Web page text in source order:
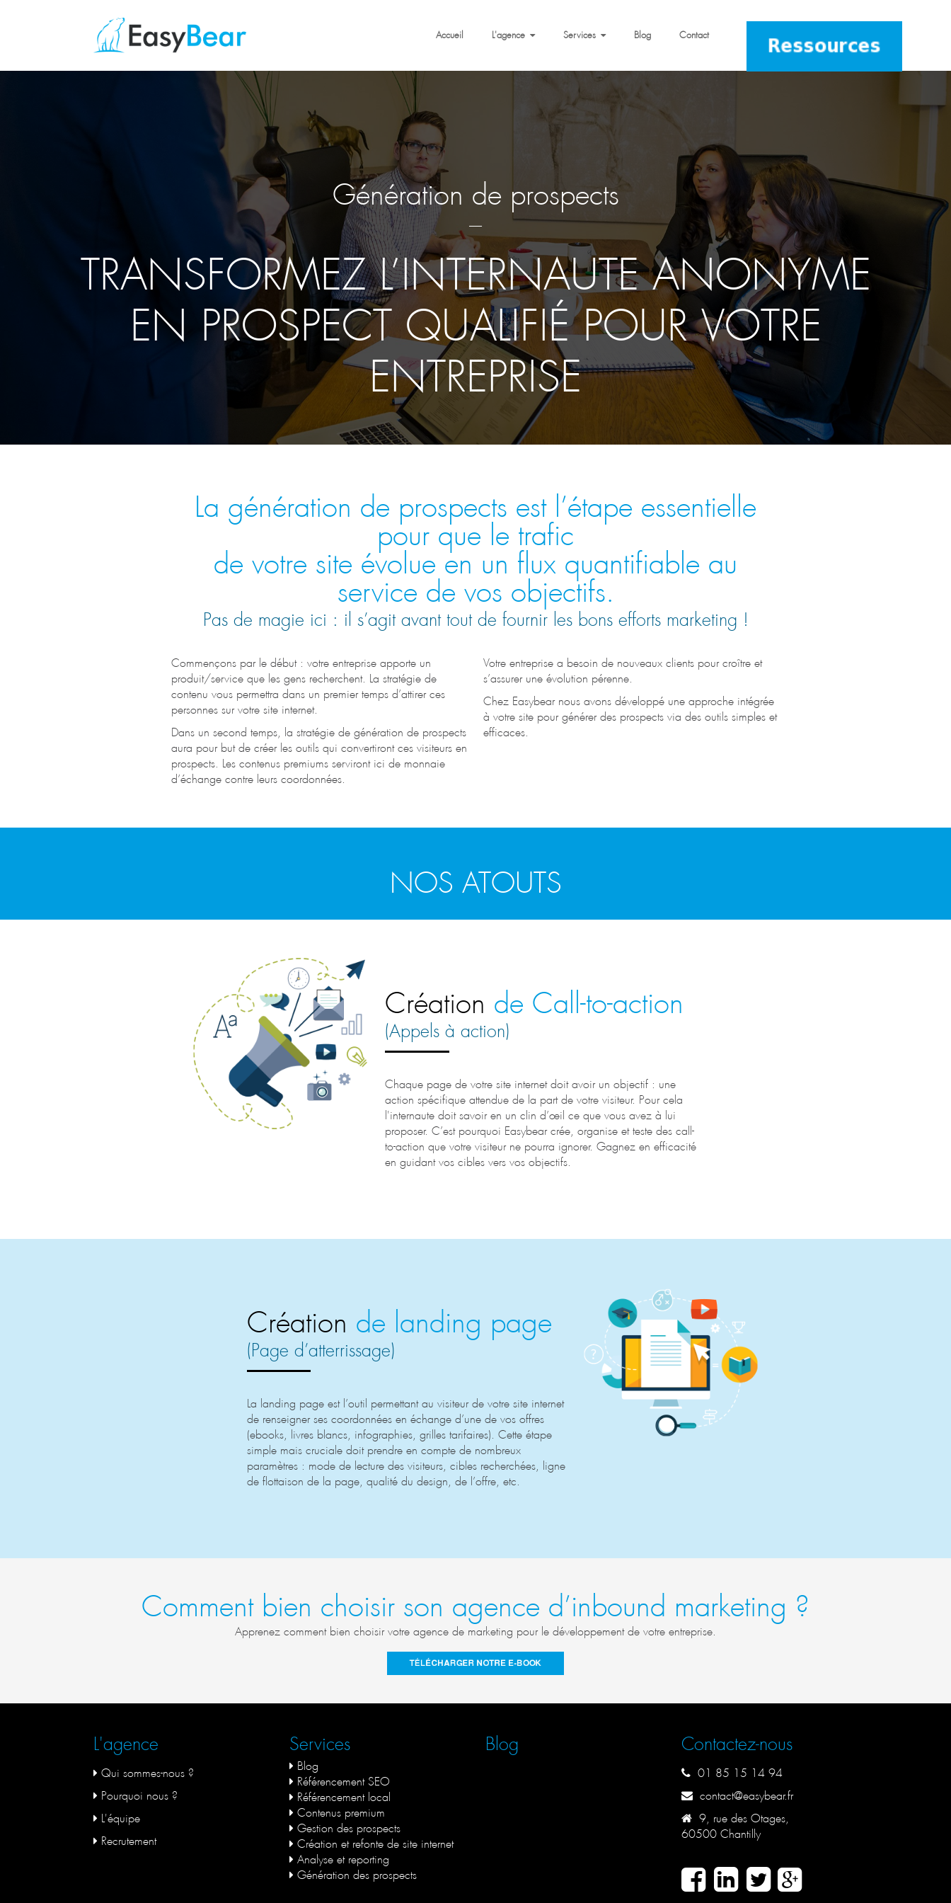
Accueil L'agence Services Blog Contact
Génération de prospects
TRANSFORMEZ L’INTERNAUTE ANONYME
EN PROSPECT QUALIFIÉ POUR VOTRE
ENTREPRISE
La génération de prospects est l’étape essentielle
pour que le trafic
de votre site évolue en un flux quantifiable au
service de vos objectifs.
Pas de magie ici : il s’agit avant tout de fournir les bons efforts marketing !
Commençons par le début : votre entreprise apporte un
produit/service que les gens recherchent. La stratégie de
contenu vous permettra dans un premier temps d’attirer ces
personnes sur votre site internet.
Dans un second temps, la stratégie de génération de prospects
aura pour but de créer les outils qui convertiront ces visiteurs en
prospects. Les contenus premiums serviront ici de monnaie
d’échange contre leurs coordonnées.
Votre entreprise a besoin de nouveaux clients pour croître et
s’assurer une évolution pérenne.
Chez Easybear nous avons développé une approche intégrée
à votre site pour générer des prospects via des outils simples et
efficaces.
NOS ATOUTS
Création de Call-to-action
(Appels à action)
Chaque page de votre site internet doit avoir un objectif : une
action spécifique attendue de la part de votre visiteur. Pour cela
l'internaute doit savoir en un clin d’œil ce que vous avez à lui
proposer. C’est pourquoi Easybear crée, organise et teste des call-
to-action que votre visiteur ne pourra ignorer. Gagnez en efficacité
en guidant vos cibles vers vos objectifs.
Création de landing page
(Page d’atterrissage)
La landing page est l’outil permettant au visiteur de votre site internet
de renseigner ses coordonnées en échange d’une de vos offres
(ebooks, livres blancs, infographies, grilles tarifaires). Cette étape
simple mais cruciale doit prendre en compte de nombreux
paramètres : mode de lecture des visiteurs, cibles recherchées, ligne
de flottaison de la page, qualité du design, de l’offre, etc.
Comment bien choisir son agence d’inbound marketing ?
Apprenez comment bien choisir votre agence de marketing pour le développement de votre entreprise.
L'agence
Qui sommes-nous ?
Pourquoi nous ?
L'équipe
Recrutement
Services
Blog
Référencement SEO
Référencement local
Contenus premium
Gestion des prospects
Création et refonte de site internet
Analyse et reporting
Génération des prospects
Blog Contactez-nous
01 85 15 14 94
contact@easybear.fr
9, rue des Otages,
60500 Chantilly